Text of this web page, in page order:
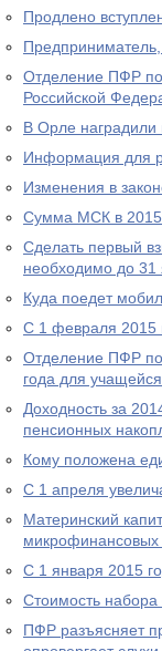
Продлено
Предприниматель,
Отделение ПФР по
Российской
В Орле наградили
Информация для
Изменения в
Сумма МСК в 2015
Сделать первый
необходимо до 31
Куда поедет
С 1 февраля 2015
Отделение ПФР по
года для
Доходность за
пенсионных
Кому положена
С 1 апреля
Материнский
микрофинансовых
С 1 января 2015
Стоимость набора
ПФР разъясняет